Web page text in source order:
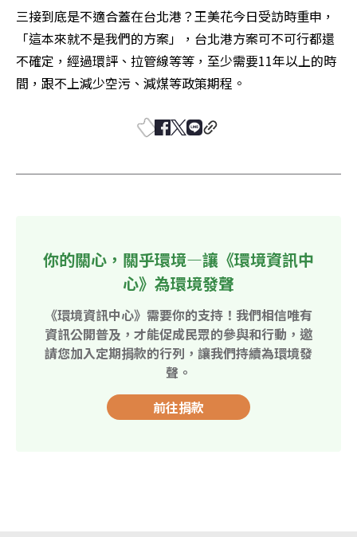
三接到底是不適合蓋在台北港？王美花今日受訪時重申，
「這本來就不是我們的方案」，台北港方案可不可行都還
不確定，經過環評、拉管線等等，至少需要11年以上的時
間，跟不上減少空污、減煤等政策期程。
你的關心，關乎環境—讓《環境資訊中
心》為環境發聲
《環境資訊中心》需要你的支持！我們相信唯有
資訊公開普及，才能促成民眾的參與和行動，邀
請您加入定期捐款的行列，讓我們持續為環境發
聲。
前往捐款